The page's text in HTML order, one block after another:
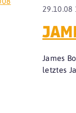
29.10.08
James
letztes